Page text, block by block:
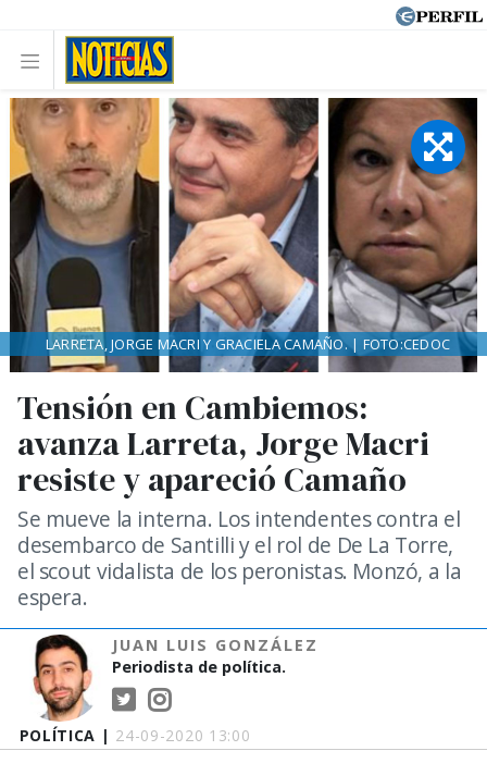
POLÍTICA | 24-09-2020 13:00
Tensión en Cambiemos:
avanza Larreta, Jorge Macri
resiste y apareció Camaño
Se mueve la interna. Los intendentes contra el
desembarco de Santilli y el rol de De La Torre,
el scout vidalista de los peronistas. Monzó, a la
espera.
JUAN LUIS GONZÁLEZ
Periodista de política.
LARRETA, JORGE MACRI Y GRACIELA CAMAÑO. | FOTO:CEDOC